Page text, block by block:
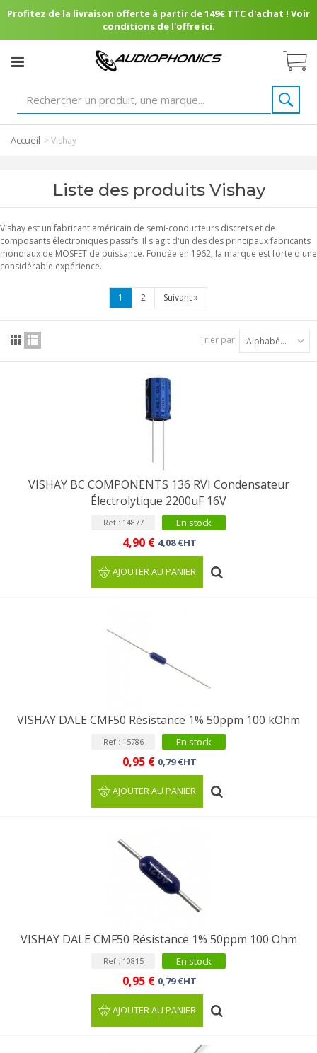
Profitez de la livraison offerte à partir de 149€ TTC d'achat ! Voir
conditions de l'offre ici.
Accueil >Vishay
Liste des produits Vishay
Vishay est un fabricant américain de semi-conducteurs discrets et de
composants électroniques passifs. Il s'agit d'un des des principaux fabricants
mondiaux de MOSFET de puissance. Fondée en 1962, la marque est forte d'une
considérable expérience.
1 2 Suivant»
Trier par Alphabétique : A à Z
VISHAY BC COMPONENTS 136 RVI Condensateur
Électrolytique 2200uF 16V
Ref : 14877 En stock
4,90 € 4,08 €HT
AJOUTER AU PANIER
VISHAY DALE CMF50 Résistance 1% 50ppm 100 kOhm
Ref : 15786 En stock
0,95 € 0,79 €HT
AJOUTER AU PANIER
VISHAY DALE CMF50 Résistance 1% 50ppm 100 Ohm
Ref : 10815 En stock
0,95 € 0,79 €HT
AJOUTER AU PANIER